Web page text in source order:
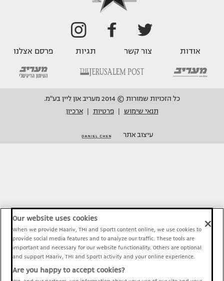
אודות צור קשר תגיות פרסם אצלנו
כל הזכויות שמורות © 2014 מעריב און ליין בע"מ.
תנאי שימוש
פרטיות ארכיון
עיצוב אתר
Our website uses cookies
When we provide Maariv, TMI and Sport1 content online, we use cookies to
provide social media features and to analyze our traffic. These tools are
important and necessary for our website functionality. Others are optional
and support Maariv, TMI and Sport1 activity and your online experience.
Are you happy to accept cookies?